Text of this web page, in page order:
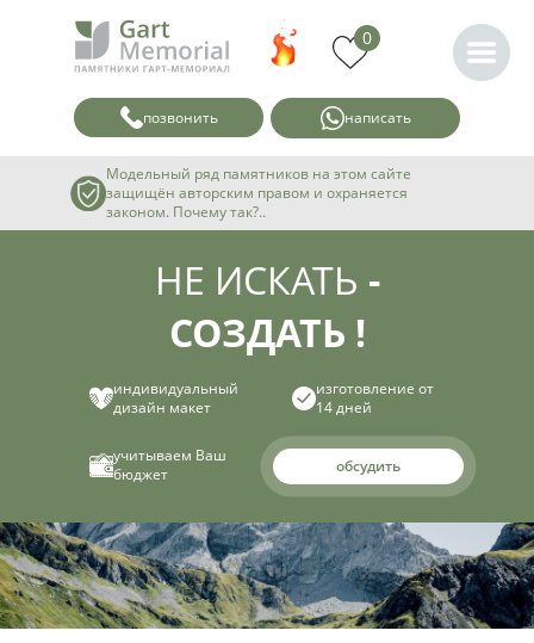
0
позвонить написать
Модельный ряд памятников на этом сайте
защищён авторским правом и охраняется
законом. Почему так?..
НЕ ИСКАТЬ -
СОЗДАТЬ !
индивидуальный
дизайн макет
изготовление от
14 дней
учитываем Ваш
бюджет
обсудить